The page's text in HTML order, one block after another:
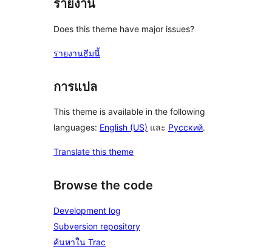
รายงาน
Does this theme have major issues?
รายงานธีมนี้
การแปล
This theme is available in the following
languages: English (US) และ Русский.
Translate this theme
Browse the code
Development log
Subversion repository
ค้นหาใน Trac